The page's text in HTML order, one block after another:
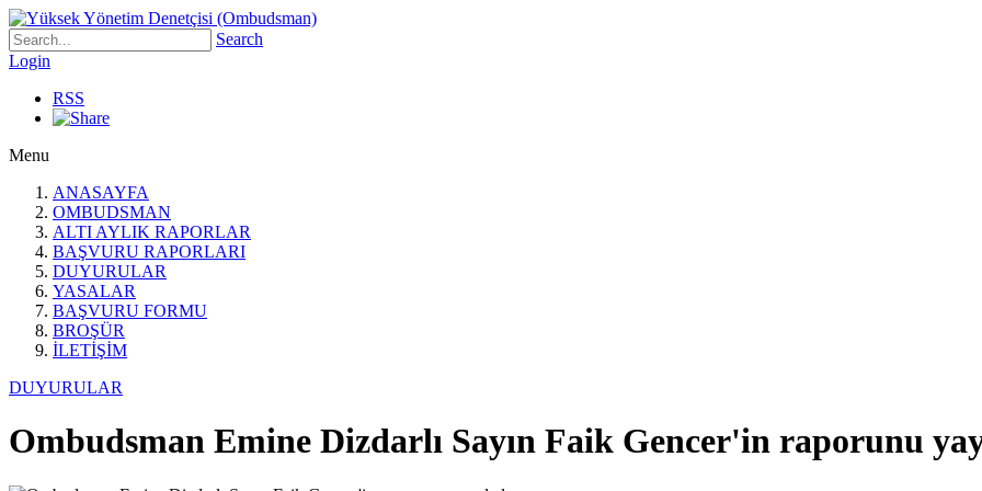
Search
Login
RSS
Menu
ANASAYFA
OMBUDSMAN
ALTI AYLIK RAPORLAR
BAŞVURU RAPORLARI
DUYURULAR
YASALAR
BAŞVURU FORMU
BROŞÜR
İLETİŞİM
DUYURULAR
Ombudsman Emine Dizdarlı Sayın Faik Gencer'in raporunu